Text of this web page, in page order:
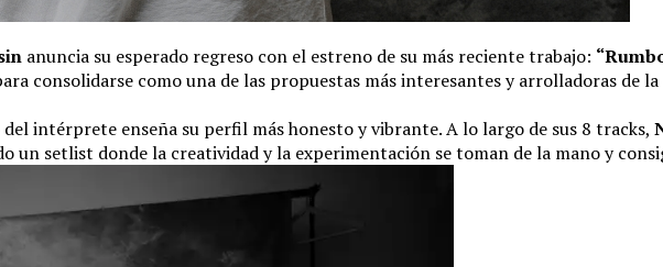
anuncia su esperado regreso con el estreno de su más reciente trabajo:
consolidarse como una de las propuestas más interesantes y arrolladoras de
intérprete enseña su perfil más honesto y vibrante. A lo largo de sus 8 tracks,
un setlist donde la creatividad y la experimentación se toman de la mano y